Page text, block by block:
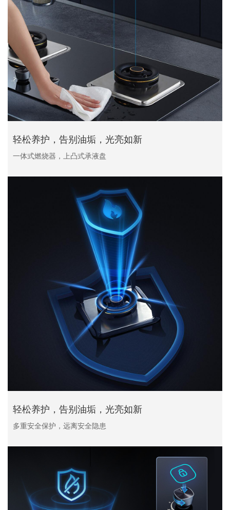
轻松养护，告别油垢，光亮如新
一体式燃烧器，上凸式承液盘
轻松养护，告别油垢，光亮如新
多重安全保护，远离安全隐患